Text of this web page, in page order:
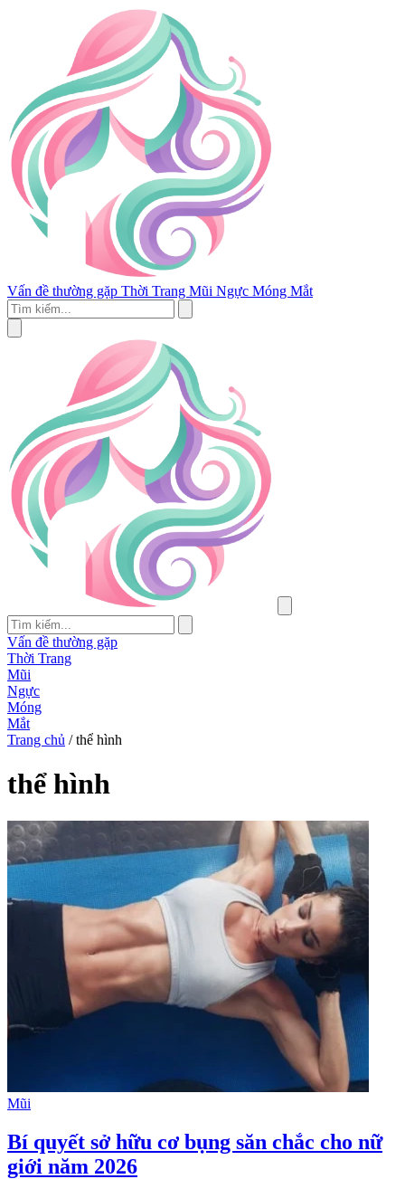
Vấn đề thường gặp Thời Trang Mũi Ngực Móng Mắt
Vấn đề thường gặp
Thời Trang
Mũi
Ngực
Móng
Mắt
Trang chủ / thể hình
thể hình
Mũi
Bí quyết sở hữu cơ bụng săn chắc cho nữ
giới năm 2026